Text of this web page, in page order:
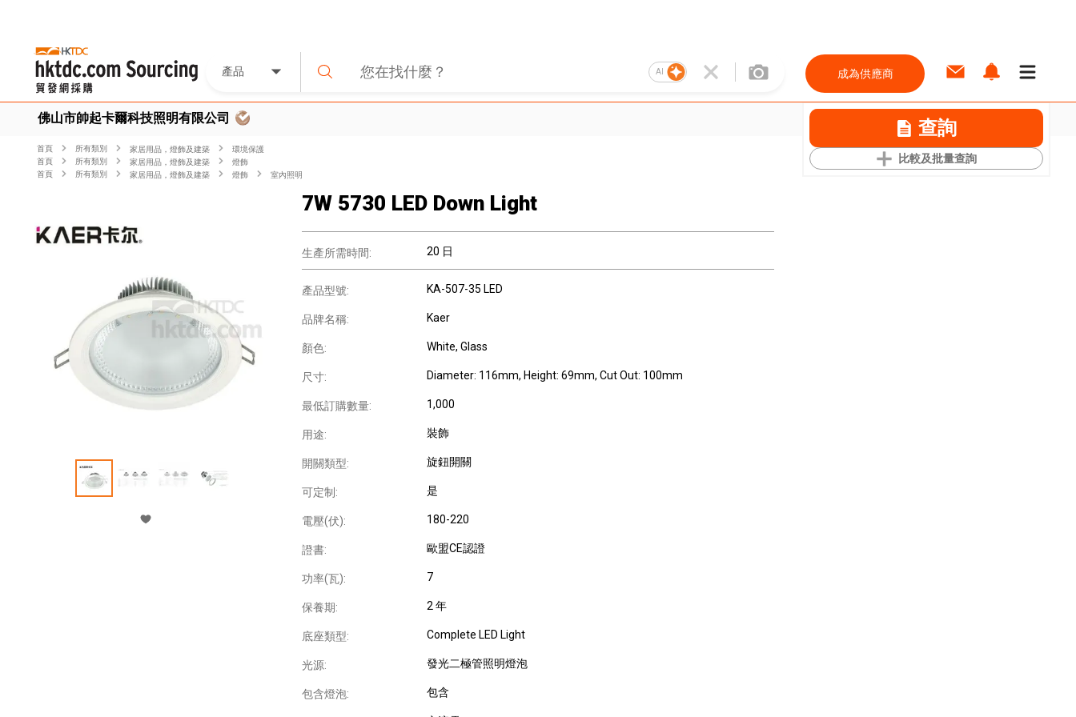
產品 AI 成為供應商
佛山市帥起卡爾科技照明有限公司 查詢
比較及批量查詢
首頁 所有類別 家居用品，燈飾及建築
環境保護
首頁
所有類別 家居用品，燈飾及建築
燈飾
首頁
所有類別 家居用品，燈飾及建築 燈飾 室內照明
7W 5730 LED Down Light
生產所需時間: 20 日
產品型號: KA-507-35 LED
品牌名稱: Kaer
顏色: White, Glass
尺寸: Diameter: 116mm, Height: 69mm, Cut Out: 100mm
最低訂購數量: 1,000
用途: 裝飾
開關類型: 旋鈕開關
可定制: 是
電壓(伏): 180-220
證書: 歐盟CE認證
功率(瓦): 7
保養期: 2 年
底座類型: Complete LED Light
光源: 發光二極管照明燈泡
包含燈泡: 包含